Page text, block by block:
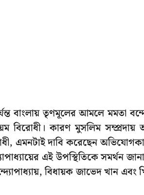
বাংলায় তৃণমূলের আমলে মমতা
বিরোধী। কারণ মুসলিম
এমনটাই দাবি করেছেন
এই উপস্থিতিকে সমর্থন
বিধায়ক জাভেদ খান